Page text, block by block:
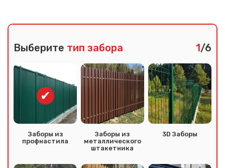
Выберите тип забора 1/6
Заборы из
профнастила
Заборы из
металлического
штакетника
3D Заборы